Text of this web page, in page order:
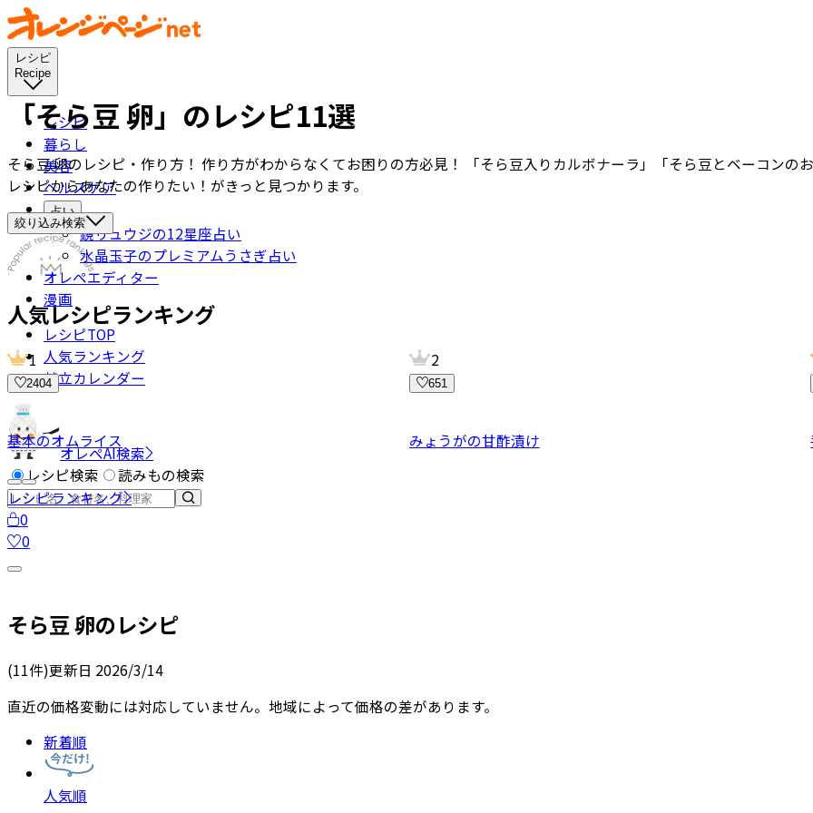
レシピ
Recipe
レシピ
暮らし
美容
ヘルスケア
占い
鏡リュウジの12星座占い
水晶玉子のプレミアムうさぎ占い
オレペエディター
漫画
レシピTOP
人気ランキング
献立カレンダー
オレペAI検索
レシピ検索
読みもの検索
0
0
「そら豆 卵」のレシピ11選
そら豆 卵のレシピ・作り方！ 作り方がわからなくてお困りの方必見！ 「そら豆入りカルボナーラ」「そら豆とベーコン
レシピからあなたの作りたい！がきっと見つかります。
絞り込み検索
人気レシピランキング
1
2404
基本のオムライス
2
651
みょうがの甘酢漬け
レシピランキング
そら豆 卵のレシピ
(11件)更新日 2026/3/14
直近の価格変動には対応していません。地域によって価格の差があります。
新着順
人気順